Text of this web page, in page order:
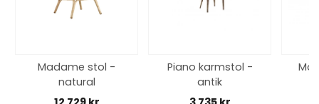
Madame stol -
natural
Piano karmstol -
antik